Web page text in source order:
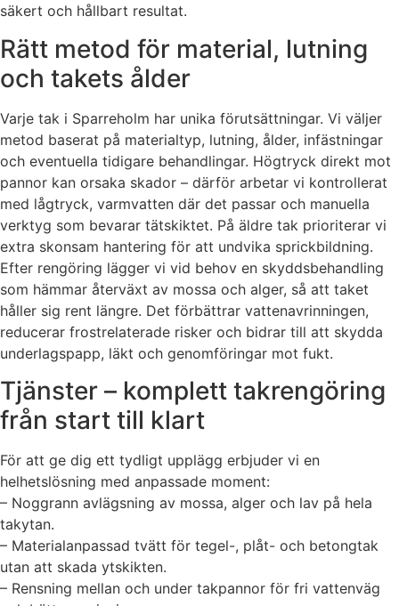
säkert och hållbart resultat.
Rätt metod för material, lutning
och takets ålder
Varje tak i Sparreholm har unika förutsättningar. Vi väljer
metod baserat på materialtyp, lutning, ålder, infästningar
och eventuella tidigare behandlingar. Högtryck direkt mot
pannor kan orsaka skador – därför arbetar vi kontrollerat
med lågtryck, varmvatten där det passar och manuella
verktyg som bevarar tätskiktet. På äldre tak prioriterar vi
extra skonsam hantering för att undvika sprickbildning.
Efter rengöring lägger vi vid behov en skyddsbehandling
som hämmar återväxt av mossa och alger, så att taket
håller sig rent längre. Det förbättrar vattenavrinningen,
reducerar frostrelaterade risker och bidrar till att skydda
underlagspapp, läkt och genomföringar mot fukt.
Tjänster – komplett takrengöring
från start till klart
För att ge dig ett tydligt upplägg erbjuder vi en
helhetslösning med anpassade moment:
– Noggrann avlägsning av mossa, alger och lav på hela
takytan.
– Materialanpassad tvätt för tegel-, plåt- och betongtak
utan att skada ytskikten.
– Rensning mellan och under takpannor för fri vattenväg